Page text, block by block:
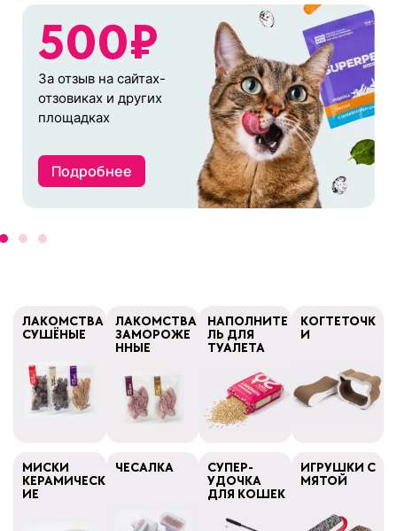
500₽
За отзыв на сайтах-
отзовиках и других
площадках
Подробнее
ЛАКОМСТВА
СУШЁНЫЕ
ЛАКОМСТВА
ЗАМОРОЖЕ
ННЫЕ
НАПОЛНИТЕ
ЛЬ ДЛЯ
ТУАЛЕТА
КОГТЕТОЧК
И
МИСКИ
КЕРАМИЧЕСК
ИЕ
ЧЕСАЛКА СУПЕР-
УДОЧКА
ДЛЯ КОШЕК
ИГРУШКИ С
МЯТОЙ